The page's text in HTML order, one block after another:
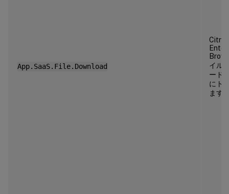
App.SaaS.File.Download
Citrix
イル
ード
にト
ます